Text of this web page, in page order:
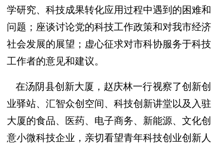
学研究、科技成果转化应用过程中遇到的困难和
问题；座谈讨论党的科技工作政策和对我市经济
社会发展的展望；虚心征求对市科协服务于科技
工作者的意见和建议。
在汤阴县创新大厦，赵庆林一行视察了创新创
业驿站、汇智众创空间、科技创新讲堂以及入驻
大厦的食品、医药、电子商务、新能源、文化创
意小微科技企业，亲切看望青年科技创业创新人